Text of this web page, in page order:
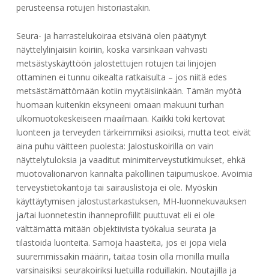
perusteensa rotujen historiastakin.
Seura- ja harrastelukoiraa etsivänä olen päätynyt
näyttelylinjaisiin koiriin, koska varsinkaan vahvasti
metsästyskäyttöön jalostettujen rotujen tai linjojen
ottaminen ei tunnu oikealta ratkaisulta – jos niitä edes
metsästämättömään kotiin myytäisiinkään. Tämän myötä
huomaan kuitenkin eksyneeni omaan makuuni turhan
ulkomuotokeskeiseen maailmaan. Kaikki toki kertovat
luonteen ja terveyden tärkeimmiksi asioiksi, mutta teot eivät
aina puhu väitteen puolesta: Jalostuskoirilla on vain
näyttelytuloksia ja vaaditut minimiterveystutkimukset, ehkä
muotovalionarvon kannalta pakollinen taipumuskoe. Avoimia
terveystietokantoja tai sairauslistoja ei ole. Myöskin
käyttäytymisen jalostustarkastuksen, MH-luonnekuvauksen
ja/tai luonnetestin ihanneprofiilit puuttuvat eli ei ole
välttämättä mitään objektiivista työkalua seurata ja
tilastoida luonteita. Samoja haasteita, jos ei jopa vielä
suuremmissakin määrin, taitaa tosin olla monilla muilla
varsinaisiksi seurakoiriksi luetuilla roduillakin. Noutajilla ja